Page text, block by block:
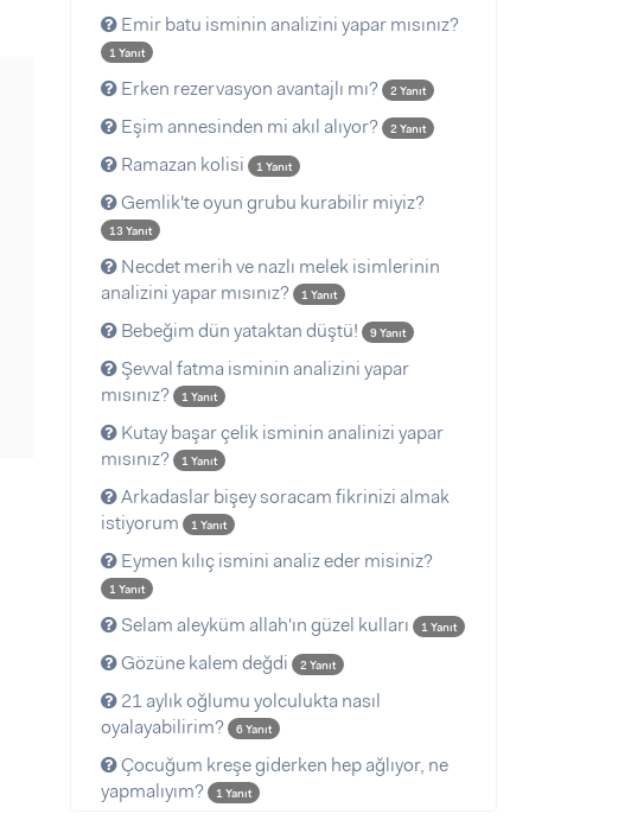
Emir batu isminin analizini yapar mısınız?
1 Yanıt
Erken rezervasyon avantajlı mı? 2 Yanıt
Eşim annesinden mi akıl alıyor? 2 Yanıt
Ramazan kolisi 1 Yanıt
Gemlik'te oyun grubu kurabilir miyiz?
13 Yanıt
Necdet merih ve nazlı melek isimlerinin
analizini yapar mısınız?
1 Yanıt
Bebeğim dün yataktan düştü! 9 Yanıt
Şevval fatma isminin analizini yapar
mısınız?
1 Yanıt
Kutay başar çelik isminin analinizi yapar
mısınız?
1 Yanıt
Arkadaslar bişey soracam fikrinizi almak
istiyorum
1 Yanıt
Eymen kılıç ismini analiz eder misiniz?
1 Yanıt
Selam aleyküm allah'ın güzel kulları 1 Yanıt
Gözüne kalem değdi 2 Yanıt
21 aylık oğlumu yolculukta nasıl
oyalayabilirim?
6 Yanıt
Çocuğum kreşe giderken hep ağlıyor, ne
yapmalıyım?
1 Yanıt